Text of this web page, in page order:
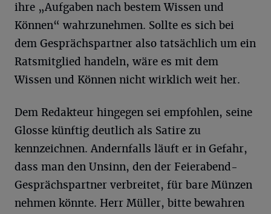
ihre „Aufgaben nach bestem Wissen und
Können“ wahrzunehmen. Sollte es sich bei
dem Gesprächspartner also tatsächlich um ein
Ratsmitglied handeln, wäre es mit dem
Wissen und Können nicht wirklich weit her.
Dem Redakteur hingegen sei empfohlen, seine
Glosse künftig deutlich als Satire zu
kennzeichnen. Andernfalls läuft er in Gefahr,
dass man den Unsinn, den der Feierabend-
Gesprächspartner verbreitet, für bare Münzen
nehmen könnte. Herr Müller, bitte bewahren